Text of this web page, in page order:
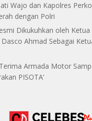
Wajo dan Kapolres
dengan Polri
Dikukuhkan oleh
Ahmad Sebagai
Armada Motor
PISOTA’